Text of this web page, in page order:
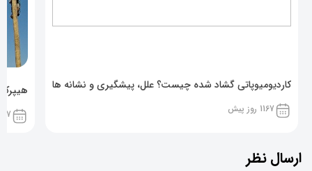
کاردیومیوپاتی گشاد شده چیست؟ علل، پیشگیری و نشانه ها
1167 روز پیش 1167
ارسال نظر